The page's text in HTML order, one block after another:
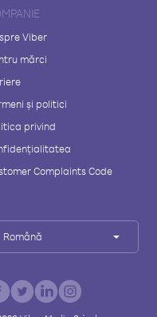
Viber
mărci
și politici
privind
Complaints Code
Română